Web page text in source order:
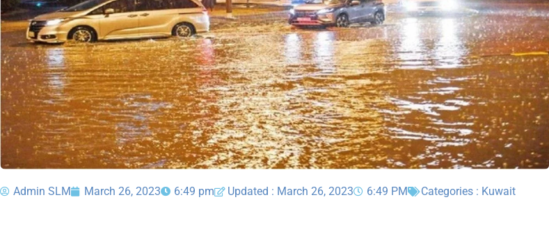
Admin SLM March 26, 2023 6:49 pm Updated : March 26, 2023 6:49 PM Categories : Kuwait